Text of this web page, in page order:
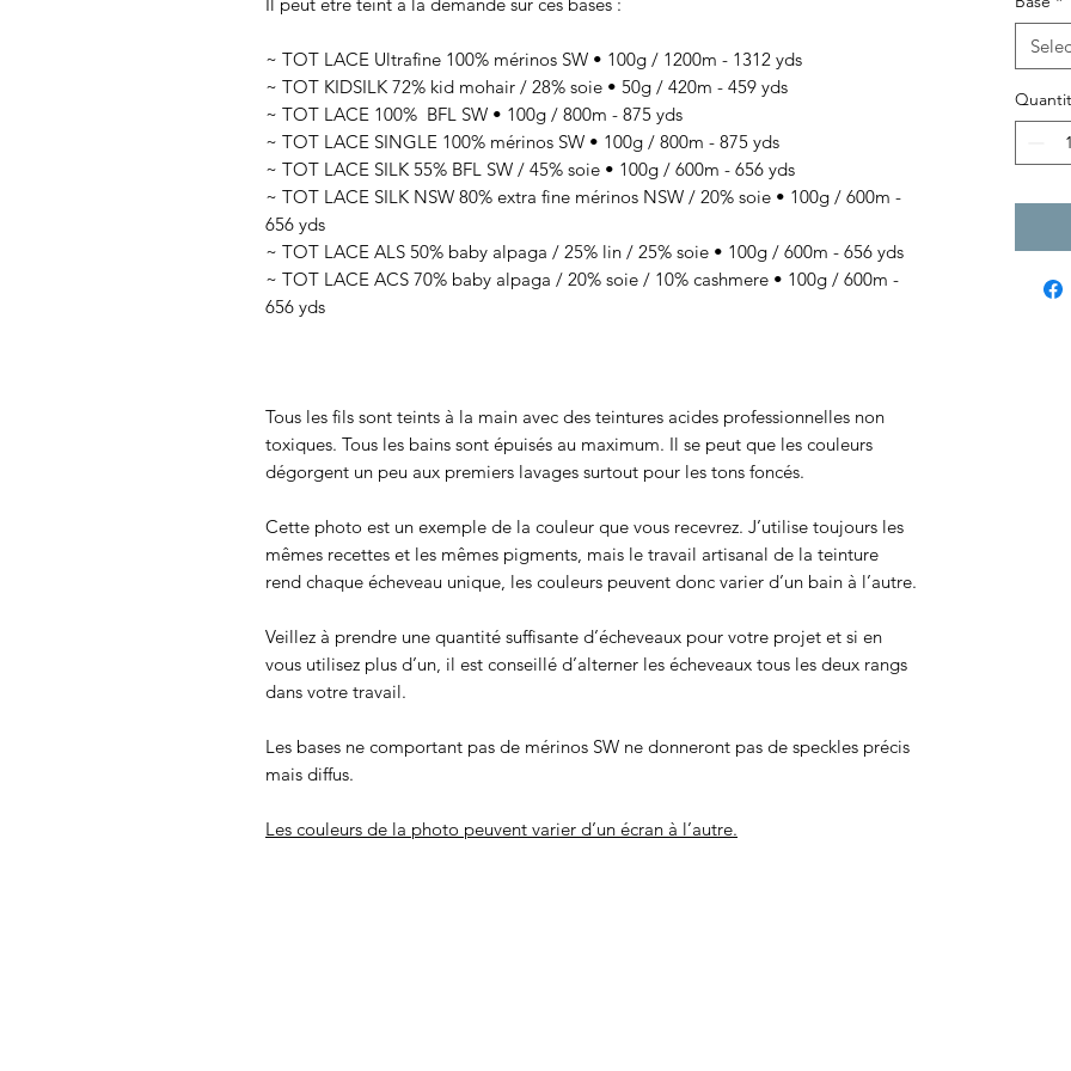
~ TOT LACE Ultrafine 100% mérinos SW • 100g / 1200m - 1312 yds
~ TOT KIDSILK 72% kid mohair / 28% soie • 50g / 420m - 459 yds
~ TOT LACE 100% BFL SW • 100g / 800m - 875 yds
~ TOT LACE SINGLE 100% mérinos SW • 100g / 800m - 875 yds
~ TOT LACE SILK 55% BFL SW / 45% soie • 100g / 600m - 656 yds
~ TOT LACE SILK NSW 80% extra fine mérinos NSW / 20% soie • 100g / 600m -
656 yds
~ TOT LACE ALS 50% baby alpaga / 25% lin / 25% soie • 100g / 600m - 656 yds
~ TOT LACE ACS 70% baby alpaga / 20% soie / 10% cashmere • 100g / 600m -
656 yds
Tous les fils sont teints à la main avec des teintures acides professionnelles non
toxiques. Tous les bains sont épuisés au maximum. Il se peut que les couleurs
dégorgent un peu aux premiers lavages surtout pour les tons foncés.
Cette photo est un exemple de la couleur que vous recevrez. J’utilise toujours les
mêmes recettes et les mêmes pigments, mais le travail artisanal de la teinture
rend chaque écheveau unique, les couleurs peuvent donc varier d’un bain à l’autre.
Veillez à prendre une quantité suffisante d’écheveaux pour votre projet et si en
vous utilisez plus d’un, il est conseillé d’alterner les écheveaux tous les deux rangs
dans votre travail.
Les bases ne comportant pas de mérinos SW ne donneront pas de speckles précis
mais diffus.
Les couleurs de la photo peuvent varier d’un écran à l’autre.